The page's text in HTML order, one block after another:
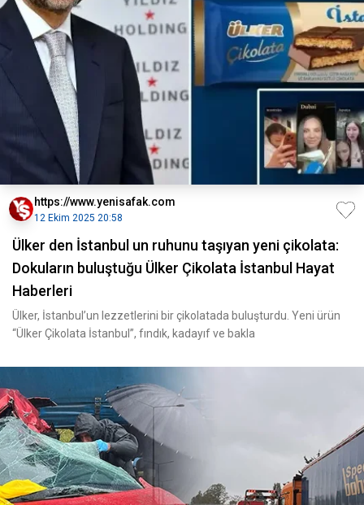
https://www.yenisafak.com
12 Ekim 2025 20:58
Ülker den İstanbul un ruhunu taşıyan yeni çikolata:
Dokuların buluştuğu Ülker Çikolata İstanbul Hayat
Haberleri
Ülker, İstanbul’un lezzetlerini bir çikolatada buluşturdu. Yeni ürün
“Ülker Çikolata İstanbul”, fındık, kadayıf ve bakla